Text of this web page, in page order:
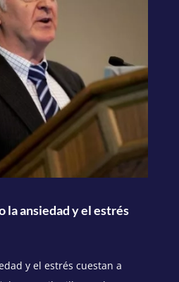
la ansiedad y el estrés
y el estrés cuestan a